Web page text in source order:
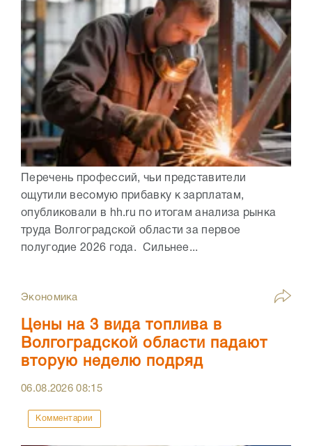
Перечень профессий, чьи представители
ощутили весомую прибавку к зарплатам,
опубликовали в hh.ru по итогам анализа рынка
труда Волгоградской области за первое
полугодие 2026 года. Сильнее...
Экономика
Цены на 3 вида топлива в
Волгоградской области падают
вторую неделю подряд
06.08.202608:15
Комментарии